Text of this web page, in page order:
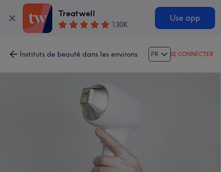
Treatwell
130K
Use app
Instituts de beauté dans les environs FR SE CONNECTER